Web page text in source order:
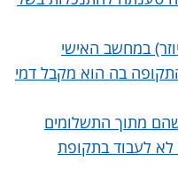
במחשב האישי
בה הוא מקבל דמי
מתוך התשלומים
לא לעבוד בתקופת